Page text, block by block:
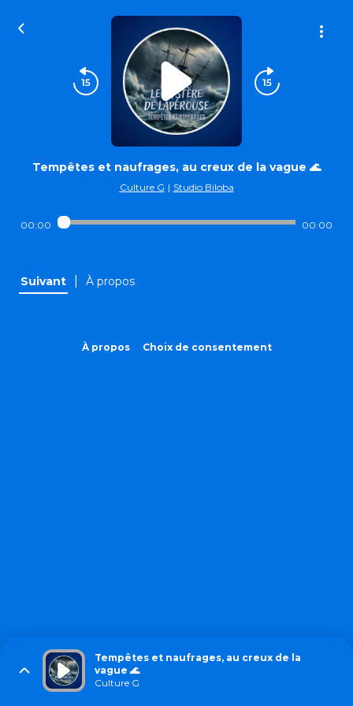
Tempêtes et naufrages, au creux de la vague 🌊
Culture G | Studio Biloba
00:00 00:00
Suivant À propos
À propos Choix de consentement
Tempêtes et naufrages, au creux de la
vague 🌊
Culture G